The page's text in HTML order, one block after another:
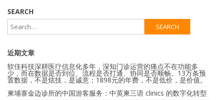
SEARCH
近期文章
软佳科技深耕医疗信息化多年，深知门诊运营的痛点不在功能多
少，而在数据是否到位、流程是否打通、协同是否顺畅。13万条预
置数据，不是炫技，是诚意；1898元的年费，不是低价，是价值。
柬埔寨金边诊所的中国游客服务：中英柬三语 clinics 的数字化转型